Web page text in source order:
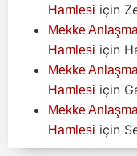
Hamlesi için
Mekke
Hamlesi için
Mekke
Hamlesi için
Mekke
Hamlesi için